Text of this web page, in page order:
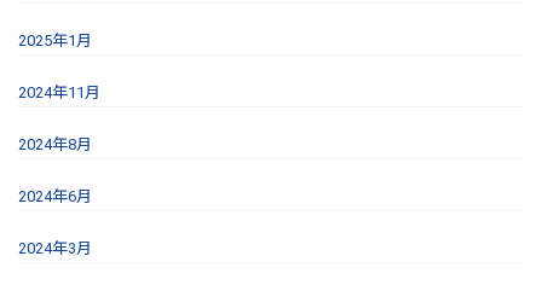
2025年1月
2024年11月
2024年8月
2024年6月
2024年3月